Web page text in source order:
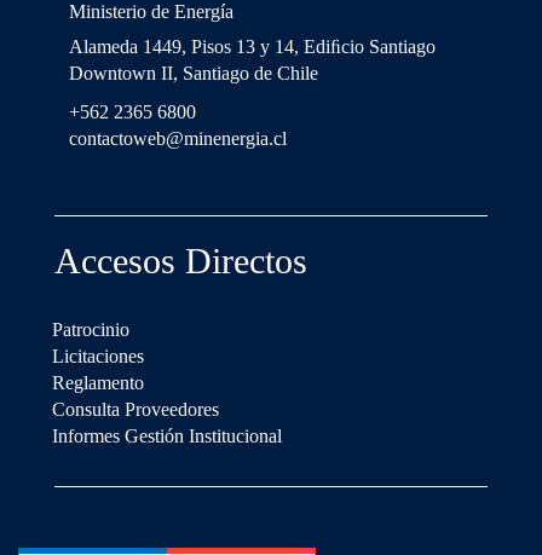
Ministerio de Energía
Alameda 1449, Pisos 13 y 14, Ediﬁcio Santiago
Downtown II, Santiago de Chile
+562 2365 6800
contactoweb@minenergia.cl
Accesos Directos
Patrocinio
Licitaciones
Reglamento
Consulta Proveedores
Informes Gestión Institucional